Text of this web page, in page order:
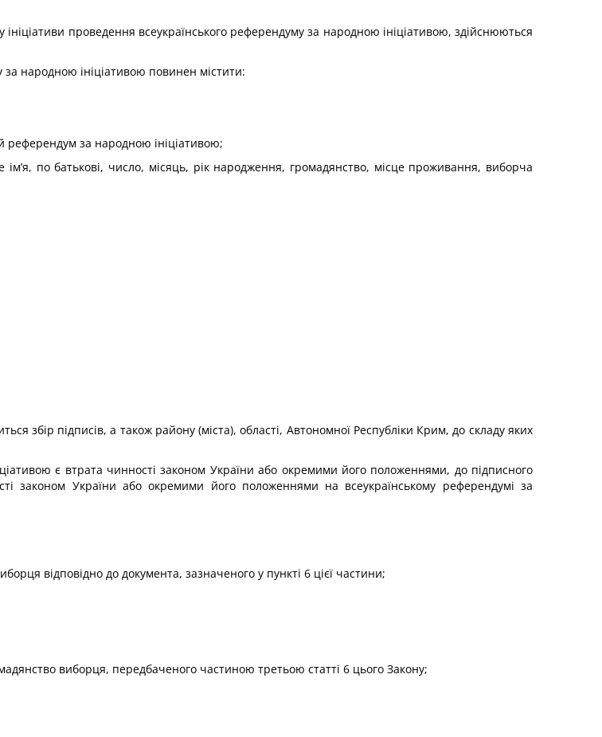
ініціативи проведення всеукраїнського референдуму за народною ініціативою, здійснюються
народною ініціативою повинен містити:
за народною ініціативою;
по батькові, число, місяць, рік народження, громадянство, місце проживання, виборча
збір підписів, а також району (міста), області, Автономної Республіки Крим, до складу яких
є втрата чинності законом України або окремими його положеннями, до підписного
законом України або окремими його положеннями на всеукраїнському референдумі за
відповідно до документа, зазначеного у пункті 6 цієї частини;
виборця, передбаченого частиною третьою статті 6 цього Закону;